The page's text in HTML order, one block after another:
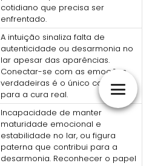
cotidiano que precisa ser
enfrentado.
A intuição sinaliza falta de
autenticidade ou desarmonia no
lar apesar das aparências.
Conectar-se com as emoções
verdadeiras é o único caminho
para a cura real.
Incapacidade de manter
maturidade emocional e
estabilidade no lar, ou figura
paterna que contribui para a
desarmonia. Reconhecer o papel